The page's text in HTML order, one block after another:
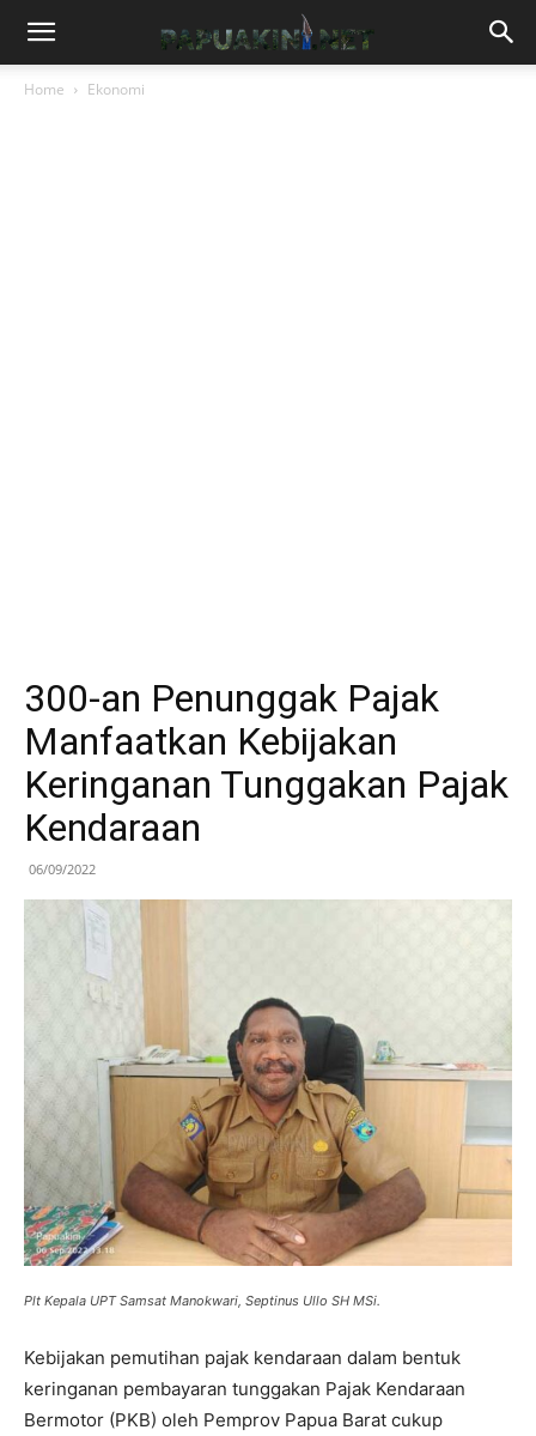
Home Ekonomi
300-an Penunggak Pajak
Manfaatkan Kebijakan
Keringanan Tunggakan Pajak
Kendaraan
06/09/2022
Plt Kepala UPT Samsat Manokwari, Septinus Ullo SH MSi.
Kebijakan pemutihan pajak kendaraan dalam bentuk
keringanan pembayaran tunggakan Pajak Kendaraan
Bermotor (PKB) oleh Pemprov Papua Barat cukup